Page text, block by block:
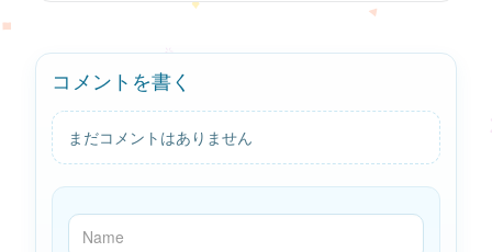
コメントを書く
まだコメントはありません